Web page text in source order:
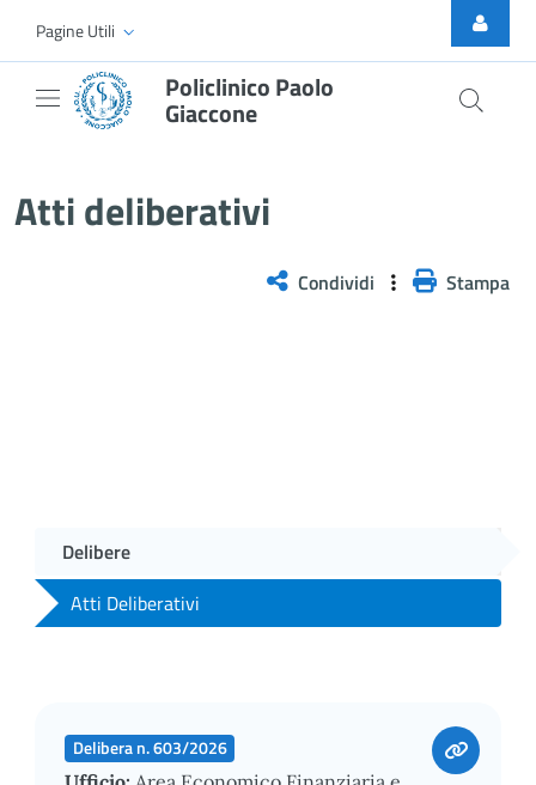
Skip to Main Content
Pagine Utili
Policlinico Paolo
Giaccone
Atti deliberativi
Condividi Stampa
Delibere
Atti Deliberativi
Delibera n. 603/2026